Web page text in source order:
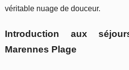
véritable nuage de douceur.
Introduction aux
Marennes Plage